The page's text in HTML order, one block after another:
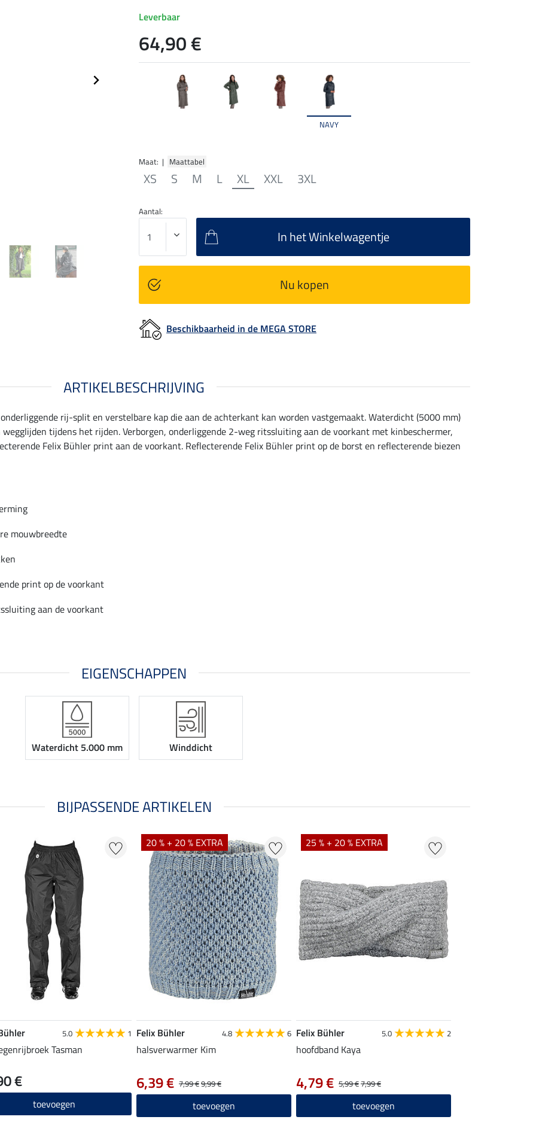
NAVY
Maat: | Maattabel
XS S M L XL XXL 3XL
Leverbaar
64,90 €
Aantal:
In het Winkelwagentje
Nu kopen
Beschikbaarheid in de MEGA STORE
ARTIKELBESCHRIJVING
rij-split en verstelbare kap die aan de achterkant kan worden vastgemaakt. Waterdicht (5000 mm)
tijdens het rijden. Verborgen, onderliggende 2-weg ritssluiting aan de voorkant met kinbeschermer,
Felix Bühler print aan de voorkant. Reflecterende Felix Bühler print op de borst en reflecterende biezen
mouwbreedte
print op de voorkant
aan de voorkant
EIGENSCHAPPEN
Waterdicht 5.000 mm Winddicht
BIJPASSENDE ARTIKELEN
5.0 1
Tasman
€
toevoegen
20 % + 20 % EXTRA
Felix Bühler 4.8 6
halsverwarmer Kim
7,99 €9,99 €
6,39 €
toevoegen
25 % + 20 % EXTRA
Felix Bühler 5.0 2
hoofdband Kaya
5,99 €7,99 €
4,79 €
toevoegen